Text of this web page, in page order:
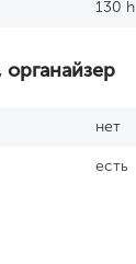
130 h
органайзер
нет
есть